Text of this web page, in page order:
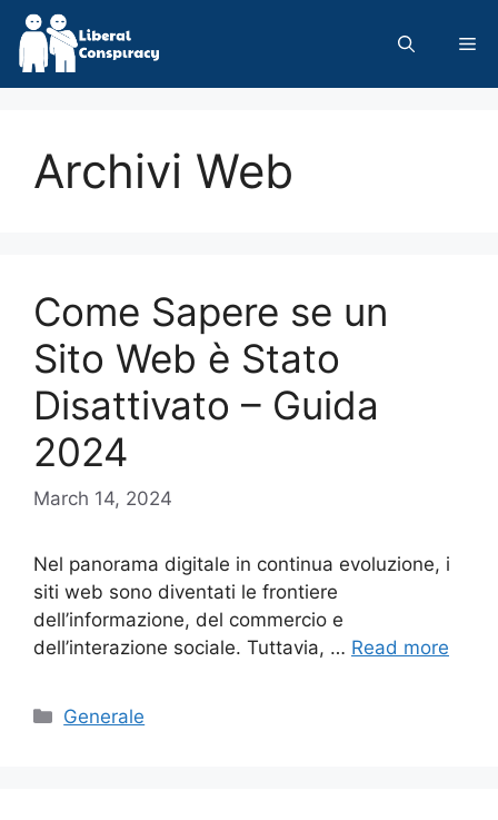
Skip
content
Archivi Web
Come Sapere se un
Sito Web è Stato
Disattivato – Guida
2024
March 14, 2024
Nel panorama digitale in continua evoluzione, i
siti web sono diventati le frontiere
dell’informazione, del commercio e
dell’interazione sociale. Tuttavia, … Read more
Categories
Generale